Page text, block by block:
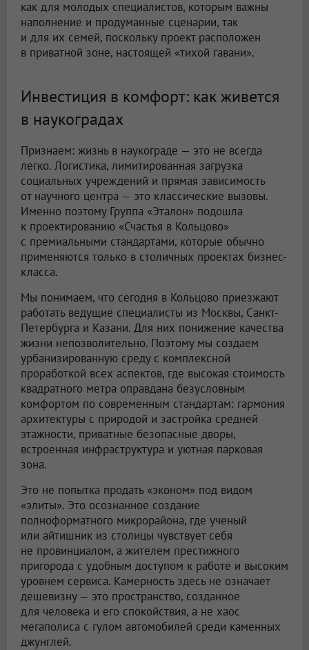
как для молодых специалистов, которым важны
наполнение и продуманные сценарии, так
и для их семей, поскольку проект расположен
в приватной зоне, настоящей «тихой гавани».
Инвестиция в комфорт: как живется
в наукоградах
Признаем: жизнь в наукограде — это не всегда
легко. Логистика, лимитированная загрузка
социальных учреждений и прямая зависимость
от научного центра — это классические вызовы.
Именно поэтому Группа «Эталон» подошла
к проектированию «Счастья в Кольцово»
с премиальными стандартами, которые обычно
применяются только в столичных проектах бизнес-
класса.
Мы понимаем, что сегодня в Кольцово приезжают
работать ведущие специалисты из Москвы, Санкт-
Петербурга и Казани. Для них понижение качества
жизни непозволительно. Поэтому мы создаем
урбанизированную среду с комплексной
проработкой всех аспектов, где высокая стоимость
квадратного метра оправдана безусловным
комфортом по современным стандартам: гармония
архитектуры с природой и застройка средней
этажности, приватные безопасные дворы,
встроенная инфраструктура и уютная парковая
зона.
Это не попытка продать «эконом» под видом
«элиты». Это осознанное создание
полноформатного микрорайона, где ученый
или айтишник из столицы чувствует себя
не провинциалом, а жителем престижного
пригорода с удобным доступом к работе и высоким
уровнем сервиса. Камерность здесь не означает
дешевизну — это пространство, созданное
для человека и его спокойствия, а не хаос
мегаполиса с гулом автомобилей среди каменных
джунглей.